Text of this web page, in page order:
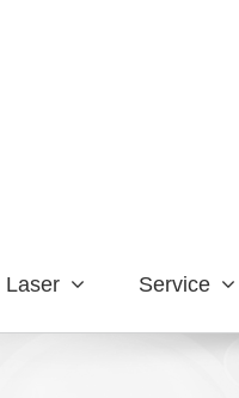
Laser Service